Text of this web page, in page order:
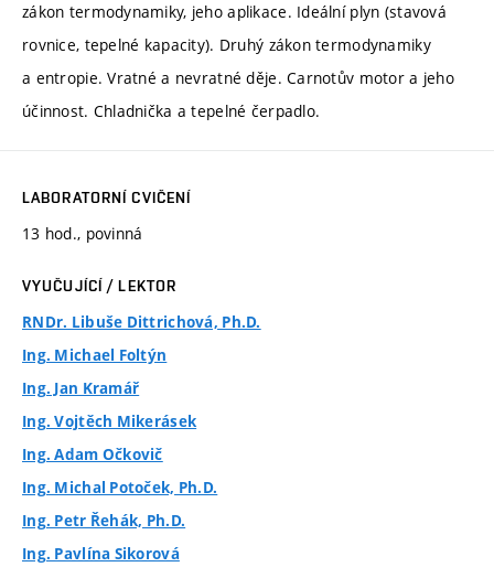
zákon termodynamiky, jeho aplikace. Ideální plyn (stavová
rovnice, tepelné kapacity). Druhý zákon termodynamiky
a entropie. Vratné a nevratné děje. Carnotův motor a jeho
účinnost. Chladnička a tepelné čerpadlo.
LABORATORNÍ CVIČENÍ
13 hod., povinná
VYUČUJÍCÍ / LEKTOR
RNDr. Libuše Dittrichová, Ph.D.
Ing. Michael Foltýn
Ing. Jan Kramář
Ing. Vojtěch Mikerásek
Ing. Adam Očkovič
Ing. Michal Potoček, Ph.D.
Ing. Petr Řehák, Ph.D.
Ing. Pavlína Sikorová